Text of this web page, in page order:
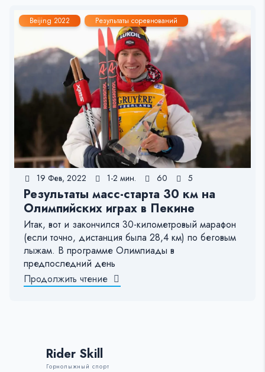
Beijing 2022 Результаты соревнований
19 Фев, 2022 1-2 мин. 60 5
Результаты масс-старта 30 км на
Олимпийских играх в Пекине
Итак, вот и закончился 30-километровый марафон
(если точно, дистанция была 28,4 км) по беговым
лыжам. В программе Олимпиады в
предпоследний день
Продолжить чтение
Rider Skill
Горнолыжный спорт